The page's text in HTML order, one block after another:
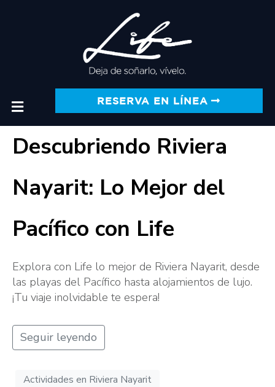
RESERVA EN LÍNEA
Descubriendo Riviera
Nayarit: Lo Mejor del
Pacífico con Life
Explora con Life lo mejor de Riviera Nayarit, desde
las playas del Pacífico hasta alojamientos de lujo.
¡Tu viaje inolvidable te espera!
Seguir leyendo
Actividades en Riviera Nayarit